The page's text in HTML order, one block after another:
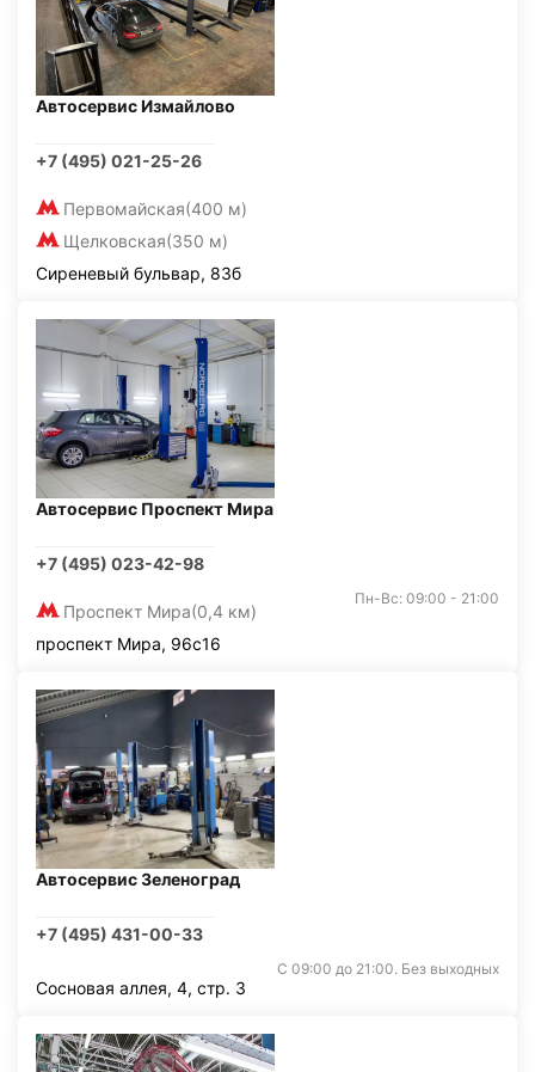
Автосервис Измайлово
+7 (495) 021-25-26
Первомайская(400 м)
Щелковская(350 м)
Сиреневый бульвар, 83б
Автосервис Проспект Мира
+7 (495) 023-42-98
Проспект Мира(0,4 км)
Пн-Вс: 09:00 - 21:00
проспект Мира, 96с16
Автосервис Зеленоград
+7 (495) 431-00-33
С 09:00 до 21:00. Без выходных
Сосновая аллея, 4, стр. 3